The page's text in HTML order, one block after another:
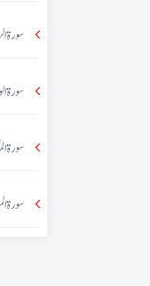
سورۃ
سورۃ
سورۃ
سورۃ